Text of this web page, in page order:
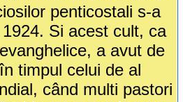
penticostali s-a
Si acest cult, ca
a avut de
timpul celui de al
când multi pastori